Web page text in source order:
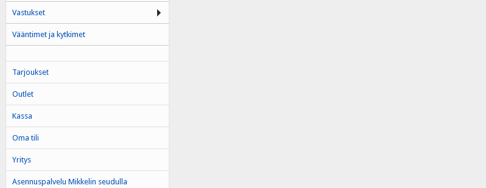
Vastukset
Vääntimet ja kytkimet
Tarjoukset
Outlet
Kassa
Oma tili
Yritys
Asennuspalvelu Mikkelin seudulla